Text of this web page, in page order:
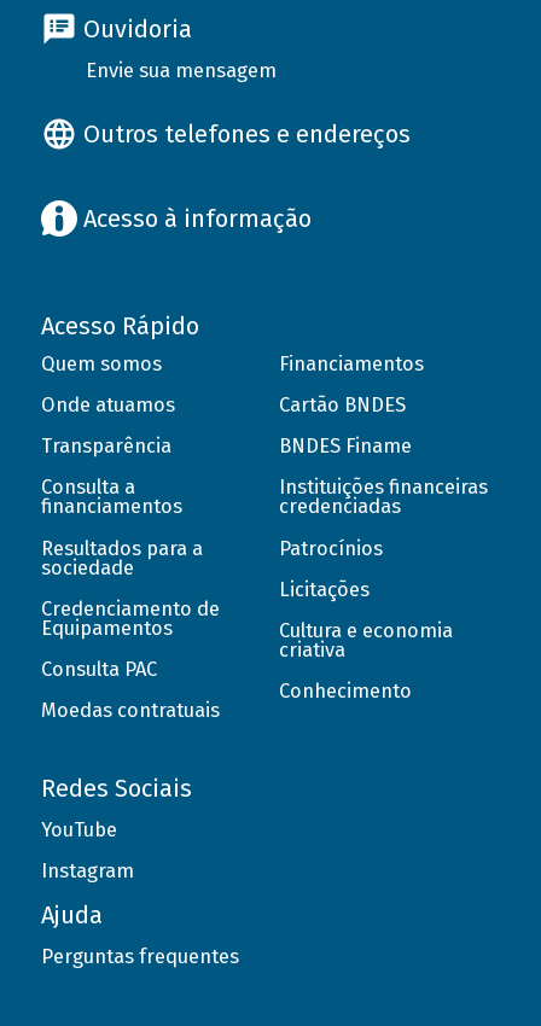
Ouvidoria
Envie sua mensagem
Outros telefones e endereços
Acesso à informação
Acesso Rápido
Quem somos
Onde atuamos
Transparência
Consulta a
financiamentos
Resultados para a
sociedade
Credenciamento de
Equipamentos
Consulta PAC
Moedas contratuais
Financiamentos
Cartão BNDES
BNDES Finame
Instituições financeiras
credenciadas
Patrocínios
Licitações
Cultura e economia
criativa
Conhecimento
Redes Sociais
YouTube
Instagram
Ajuda
Perguntas frequentes